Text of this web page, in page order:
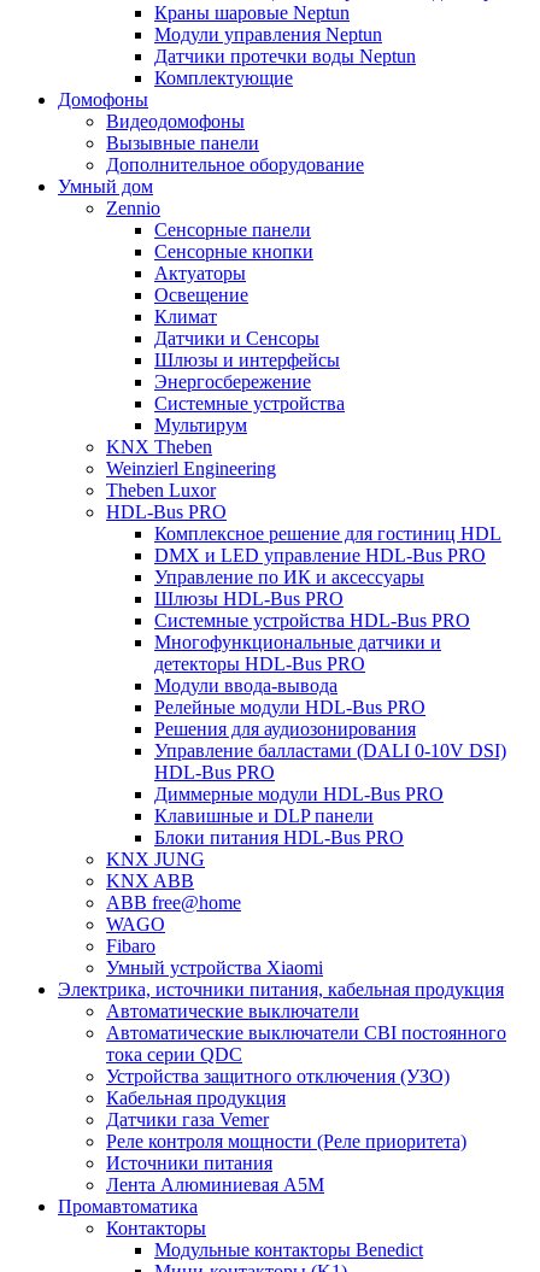
Краны шаровые Neptun
Модули управления Neptun
Датчики протечки воды Neptun
Комплектующие
Домофоны
Видеодомофоны
Вызывные панели
Дополнительное оборудование
Умный дом
Zennio
Сенсорные панели
Сенсорные кнопки
Актуаторы
Освещение
Климат
Датчики и Сенсоры
Шлюзы и интерфейсы
Энергосбережение
Системные устройства
Мультирум
KNX Theben
Weinzierl Engineering
Theben Luxor
HDL-Bus PRO
Комплексное решение для гостиниц HDL
DMX и LED управление HDL-Bus PRO
Управление по ИК и аксессуары
Шлюзы HDL-Bus PRO
Системные устройства HDL-Bus PRO
Многофункциональные датчики и
детекторы HDL-Bus PRO
Модули ввода-вывода
Релейные модули HDL-Bus PRO
Решения для аудиозонирования
Управление балластами (DALI 0-10V DSI)
HDL-Bus PRO
Диммерные модули HDL-Bus PRO
Клавишные и DLP панели
Блоки питания HDL-Bus PRO
KNX JUNG
KNX ABB
ABB free@home
WAGO
Fibaro
Умный устройства Xiaomi
Электрика, источники питания, кабельная продукция
Автоматические выключатели
Автоматические выключатели CBI постоянного
тока серии QDC
Устройства защитного отключения (УЗО)
Кабельная продукция
Датчики газа Vemer
Реле контроля мощности (Реле приоритета)
Источники питания
Лента Алюминиевая А5М
Промавтоматика
Контакторы
Модульные контакторы Benedict